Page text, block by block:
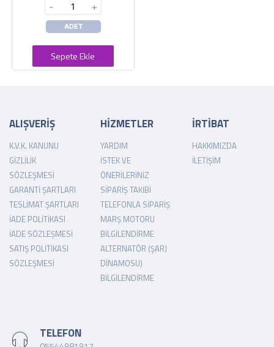
- +
ADET
Sepete Ekle
ALIŞVERİŞ
K.V.K. KANUNU
GIZLILIK
SÖZLEŞMESI
GARANTI ŞARTLARI
TESLIMAT ŞARTLARI
İADE POLITIKASI
İADE SÖZLEŞMESI
SATIŞ POLITIKASI
SÖZLEŞMESI
HİZMETLER
YARDIM
İSTEK VE
ÖNERILERINIZ
SIPARIŞ TAKIBI
TELEFONLA SIPARIŞ
MARŞ MOTORU
BILGILENDIRME
ALTERNATÖR (ŞARJ
DINAMOSU)
BILGILENDIRME
İRTİBAT
HAKKIMIZDA
İLETIŞIM
TELEFON